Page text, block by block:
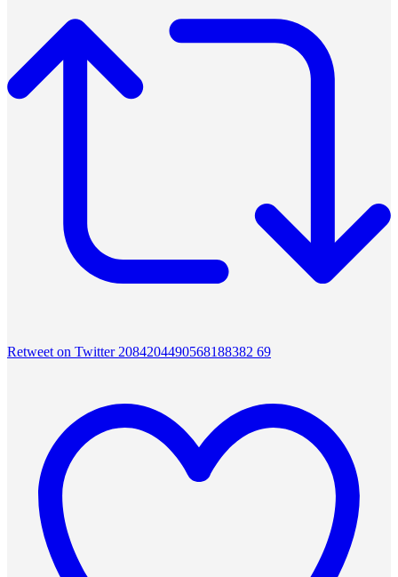
Retweet on Twitter 2084204490568188382 69